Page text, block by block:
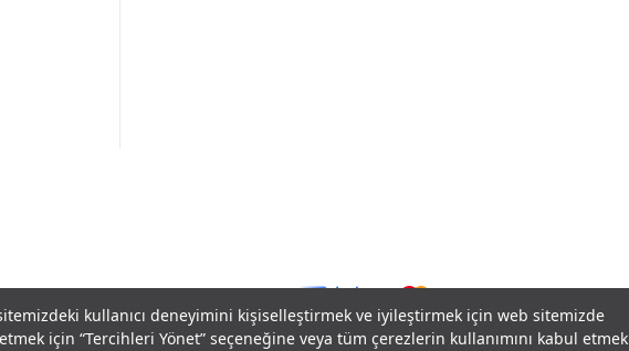
kullanıcı deneyimini kişiselleştirmek ve iyileştirmek için web sitemizde
için “Tercihleri Yönet” seçeneğine veya tüm çerezlerin kullanımını kabul etmek